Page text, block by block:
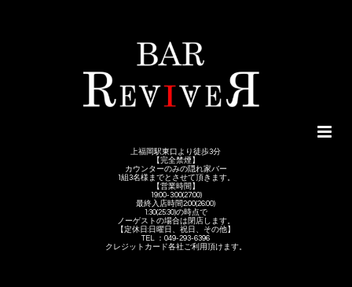
上福岡駅東口より徒歩3分
【完全禁煙】
カウンターのみの隠れ家バー
1組3名様までとさせて頂きます。
【営業時間】
19:00-3:00(27:00)
最終入店時間2:00(26:00)
1:30(25:30)の時点で
ノーゲストの場合は閉店します。
【定休日:日曜日、祝日、その他】
TEL ：049-293-6396
クレジットカード各社ご利用頂けます。